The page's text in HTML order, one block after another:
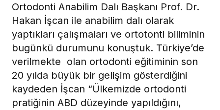
Ortodonti Anabilim Dalı Başkanı Prof. Dr.
Hakan İşcan ile anabilim dalı olarak
yaptıkları çalışmaları ve ortotonti biliminin
bugünkü durumunu konuştuk. Türkiye’de
verilmekte olan ortodonti eğitiminin son
20 yılda büyük bir gelişim gösterdiğini
kaydeden İşcan “Ülkemizde ortodonti
pratiğinin ABD düzeyinde yapıldığını,